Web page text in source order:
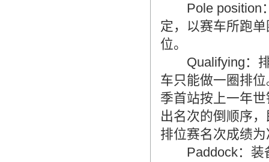
Pole position：
定，以赛车所跑
位。
Qualifying：排
车只能做一圈排
季首站按上一年
出名次的倒顺序
排位赛名次成绩
Paddock：装备